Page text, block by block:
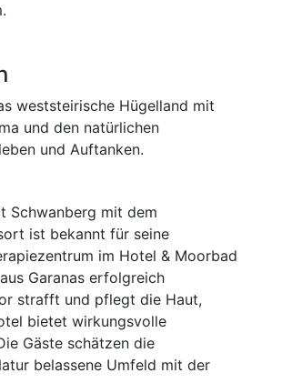
weststeirische Hügelland mit
und den natürlichen
und Auftanken.
Schwanberg mit dem
ist bekannt für seine
im Hotel & Moorbad
Garanas erfolgreich
strafft und pflegt die Haut,
bietet wirkungsvolle
Gäste schätzen die
belassene Umfeld mit der